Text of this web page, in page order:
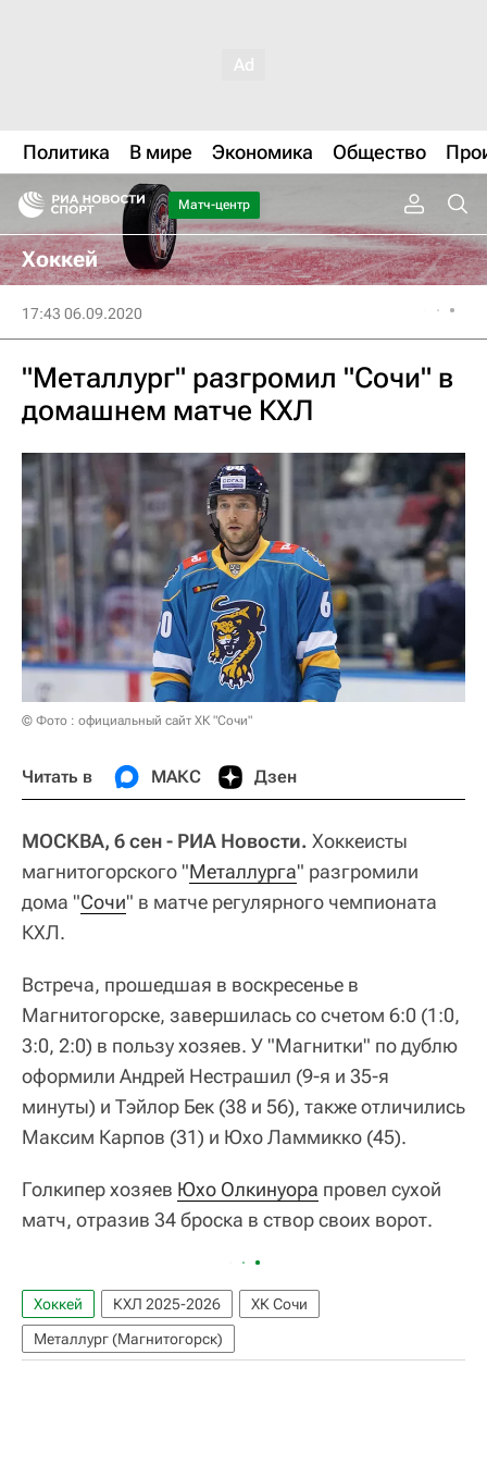
Политика В мире Экономика Общество
Матч-центр
Хоккей
17:43 06.09.2020
"Металлург" разгромил "Сочи" в
домашнем матче КХЛ
© Фото : официальный сайт ХК "Сочи"
Читать в МАКС Дзен
МОСКВА, 6 сен - РИА Новости. Хоккеисты
магнитогорского "Металлурга" разгромили
дома "Сочи" в матче регулярного чемпионата
КХЛ.
Встреча, прошедшая в воскресенье в
Магнитогорске, завершилась со счетом 6:0 (1:0,
3:0, 2:0) в пользу хозяев. У "Магнитки" по дублю
оформили Андрей Нестрашил (9-я и 35-я
минуты) и Тэйлор Бек (38 и 56), также отличились
Максим Карпов (31) и Юхо Ламмикко (45).
Голкипер хозяев Юхо Олкинуора провел сухой
матч, отразив 34 броска в створ своих ворот.
Хоккей КХЛ 2025-2026
ХК Сочи
Металлург (Магнитогорск)